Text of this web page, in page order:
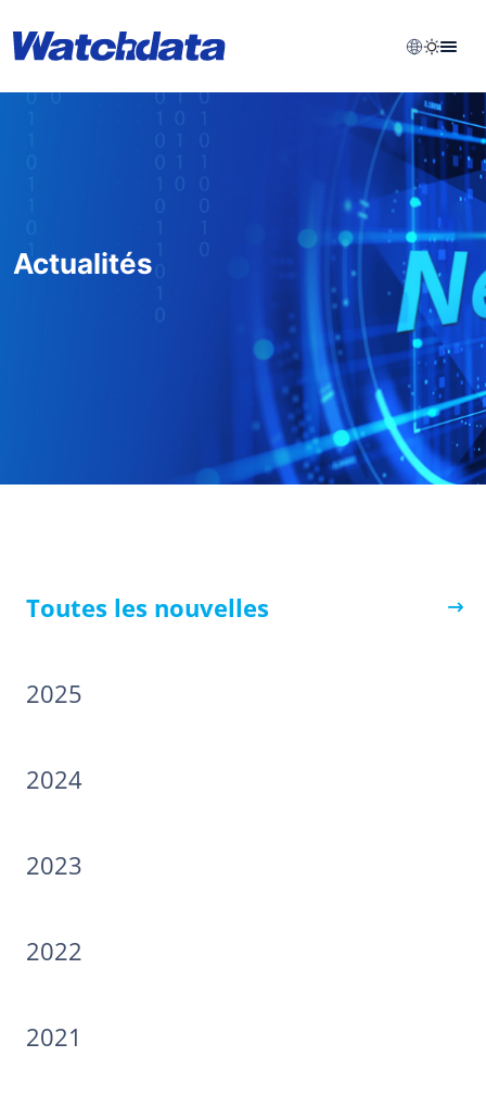
Actualités
Toutes les nouvelles
2025
2024
2023
2022
2021